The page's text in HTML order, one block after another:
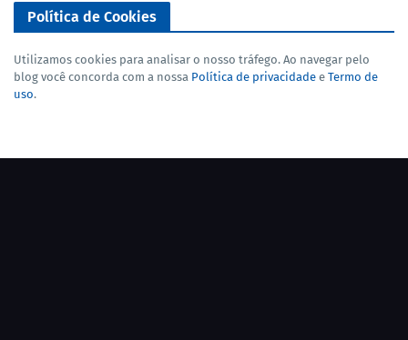
Política de Cookies
Utilizamos cookies para analisar o nosso tráfego. Ao navegar pelo
blog você concorda com a nossa Política de privacidade e Termo de
uso.